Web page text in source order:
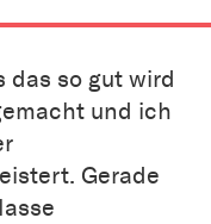
das so gut wird
und ich
Gerade